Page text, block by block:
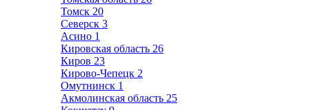
Томск 20
Северск 3
Асино 1
Кировская область 26
Киров 23
Кирово-Чепецк 2
Омутнинск 1
Акмолинская область 25